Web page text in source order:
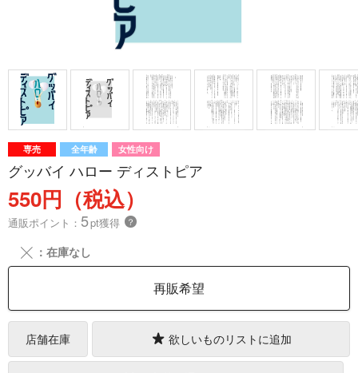
専売 全年齢 女性向け
グッバイ ハロー ディストピア
550円（税込）
通販ポイント： 5pt獲得 ？
╳ ：在庫なし
再販希望
店舗在庫 欲しいものリストに追加